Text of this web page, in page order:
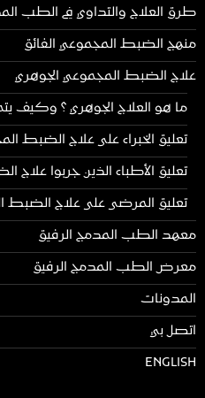
طرق العلاج والتداوي في الطب
منهج الضبط المجموعي الفائق
علاج الضبط المجموعي الجوهري
ما هو العلاج الجوهري ؟ وكيف
تعليق الخبراء على علاج الضبط
تعليق الأطباء الذين جربوا
تعليق المرضى على علاج الضبط
معهد الطب المدمج الرفيق
معرض الطب المدمج الرفيق
المدونات
اتصل بي
ENGLISH